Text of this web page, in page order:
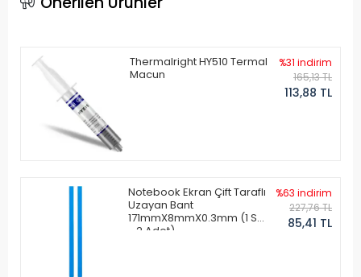
Thermalright HY510 Termal
Macun
%31 indirim
165,13 TL
113,88 TL
Notebook Ekran Çift Taraflı
Uzayan Bant
171mmX8mmX0.3mm (1 Set
- 2 Adet)
%63 indirim
227,76 TL
85,41 TL